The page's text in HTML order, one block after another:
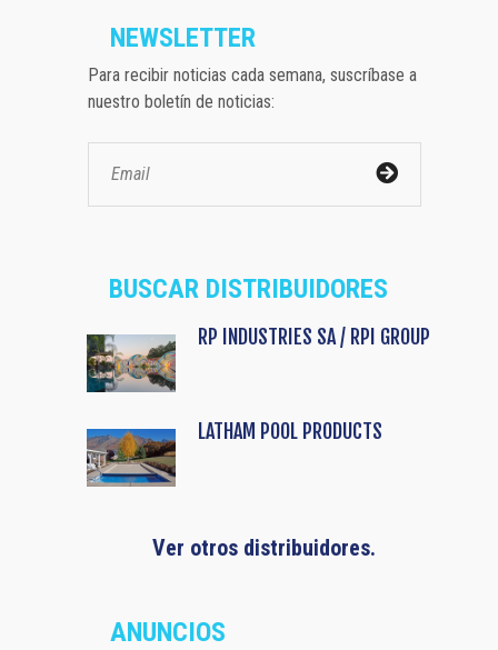
NEWSLETTER
Para recibir noticias cada semana, suscríbase a
nuestro boletín de noticias:
BUSCAR DISTRIBUIDORES
RP INDUSTRIES SA / RPI GROUP
LATHAM POOL PRODUCTS
Ver otros distribuidores.
ANUNCIOS